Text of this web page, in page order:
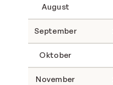
August
September
Oktober
November